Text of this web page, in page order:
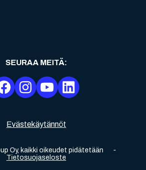
Evästekäytännöt
Oy, kaikki oikeudet pidätetään
-
Tietosuojaseloste
SEURAA MEITÄ: